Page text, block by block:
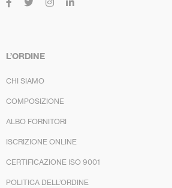
L’ORDINE
CHI SIAMO
COMPOSIZIONE
ALBO FORNITORI
ISCRIZIONE ONLINE
CERTIFICAZIONE ISO 9001
POLITICA DELL’ORDINE